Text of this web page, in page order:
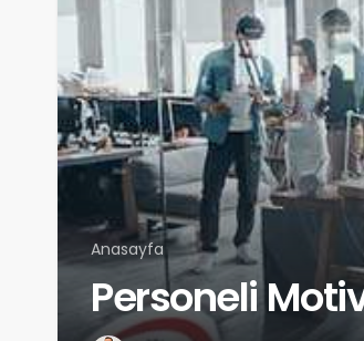
Anasayfa
Personeli